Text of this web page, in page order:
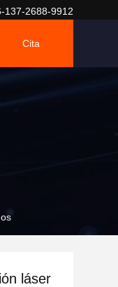
137-2688-9912
Cita
láser